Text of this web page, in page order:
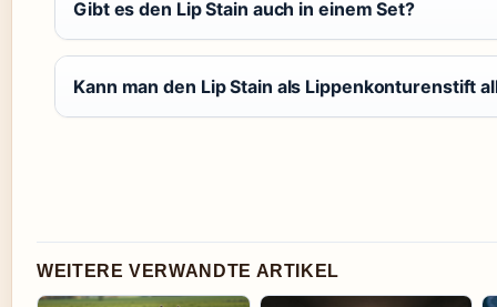
Gibt es den Lip Stain auch in einem Set?
Kann man den Lip Stain als Lippenkonturenstift
WEITERE VERWANDTE ARTIKEL